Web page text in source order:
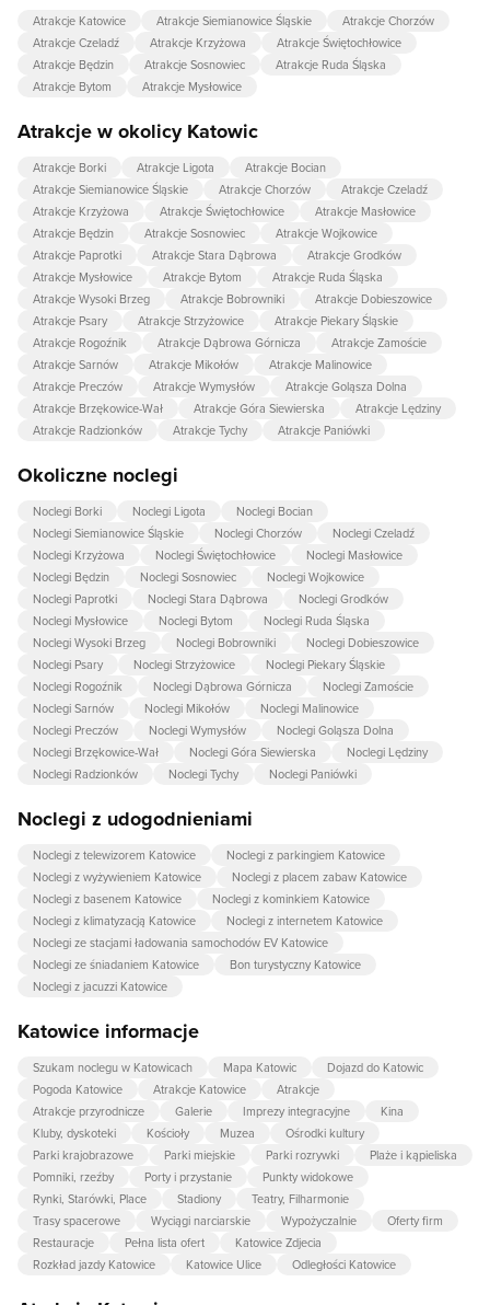
Atrakcje Katowice Atrakcje Siemianowice Śląskie
Atrakcje Chorzów
Atrakcje Czeladź
Atrakcje Krzyżowa
Atrakcje Świętochłowice
Atrakcje Będzin
Atrakcje Sosnowiec
Atrakcje Ruda Śląska
Atrakcje Bytom
Atrakcje Mysłowice
Atrakcje w okolicy Katowic
Atrakcje Borki Atrakcje Ligota
Atrakcje Bocian
Atrakcje Siemianowice Śląskie
Atrakcje Chorzów
Atrakcje Czeladź
Atrakcje Krzyżowa
Atrakcje Świętochłowice
Atrakcje Masłowice
Atrakcje Będzin
Atrakcje Sosnowiec
Atrakcje Wojkowice
Atrakcje Paprotki
Atrakcje Stara Dąbrowa
Atrakcje Grodków
Atrakcje Mysłowice
Atrakcje Bytom
Atrakcje Ruda Śląska
Atrakcje Wysoki Brzeg
Atrakcje Bobrowniki
Atrakcje Dobieszowice
Atrakcje Psary
Atrakcje Strzyżowice
Atrakcje Piekary Śląskie
Atrakcje Rogoźnik
Atrakcje Dąbrowa Górnicza
Atrakcje Zamoście
Atrakcje Sarnów
Atrakcje Mikołów
Atrakcje Malinowice
Atrakcje Preczów
Atrakcje Wymysłów
Atrakcje Goląsza Dolna
Atrakcje Brzękowice-Wał
Atrakcje Góra Siewierska
Atrakcje Lędziny
Atrakcje Radzionków
Atrakcje Tychy Atrakcje Paniówki
Okoliczne noclegi
Noclegi Borki Noclegi Ligota
Noclegi Bocian
Noclegi Siemianowice Śląskie
Noclegi Chorzów
Noclegi Czeladź
Noclegi Krzyżowa
Noclegi Świętochłowice
Noclegi Masłowice
Noclegi Będzin
Noclegi Sosnowiec
Noclegi Wojkowice
Noclegi Paprotki
Noclegi Stara Dąbrowa
Noclegi Grodków
Noclegi Mysłowice
Noclegi Bytom
Noclegi Ruda Śląska
Noclegi Wysoki Brzeg
Noclegi Bobrowniki
Noclegi Dobieszowice
Noclegi Psary
Noclegi Strzyżowice
Noclegi Piekary Śląskie
Noclegi Rogoźnik
Noclegi Dąbrowa Górnicza
Noclegi Zamoście
Noclegi Sarnów
Noclegi Mikołów
Noclegi Malinowice
Noclegi Preczów
Noclegi Wymysłów
Noclegi Goląsza Dolna
Noclegi Brzękowice-Wał
Noclegi Góra Siewierska
Noclegi Lędziny
Noclegi Radzionków
Noclegi Tychy Noclegi Paniówki
Noclegi z udogodnieniami
Noclegi z telewizorem Katowice
Noclegi z parkingiem Katowice
Noclegi z wyżywieniem Katowice
Noclegi z placem zabaw Katowice
Noclegi z basenem Katowice
Noclegi z kominkiem Katowice
Noclegi z klimatyzacją Katowice
Noclegi z internetem Katowice
Noclegi ze stacjami ładowania samochodów EV Katowice
Noclegi ze śniadaniem Katowice
Bon turystyczny Katowice
Noclegi z jacuzzi Katowice
Katowice informacje
Szukam noclegu w Katowicach Mapa Katowic
Dojazd do Katowic
Pogoda Katowice
Atrakcje Katowice
Atrakcje
Atrakcje przyrodnicze
Galerie Imprezy integracyjne
Kina
Kluby, dyskoteki
Kościoły Muzea
Ośrodki kultury
Parki krajobrazowe
Parki miejskie Parki rozrywki
Plaże i kąpieliska
Pomniki, rzeźby
Porty i przystanie
Punkty widokowe
Rynki, Starówki, Place
Stadiony
Teatry, Filharmonie
Trasy spacerowe
Wyciągi narciarskie Wypożyczalnie
Oferty firm
Restauracje
Pełna lista ofert
Katowice Zdjecia
Rozkład jazdy Katowice
Katowice Ulice Odległości Katowice